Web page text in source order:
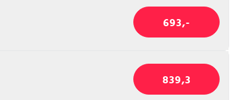
693,-
839,3